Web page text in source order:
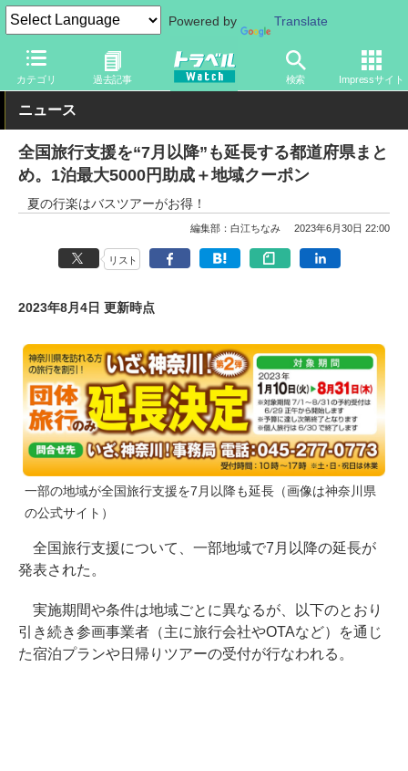
Powered by Translate
カテゴリ 過去記事 検索 Impressサイト
トラベル Watch 地域 国内旅行
ニュース
全国旅行支援を“7月以降”も延長する都道府県まと
め。1泊最大5000円助成＋地域クーポン
夏の行楽はバスツアーがお得！
編集部：白江ちなみ 2023年6月30日 22:00
リスト
2023年8月4日 更新時点
一部の地域が全国旅行支援を7月以降も延長（画像は神奈川県
の公式サイト）
全国旅行支援について、一部地域で7月以降の延長が
発表された。
実施期間や条件は地域ごとに異なるが、以下のとおり
引き続き参画事業者（主に旅行会社やOTAなど）を通じ
た宿泊プランや日帰りツアーの受付が行なわれる。